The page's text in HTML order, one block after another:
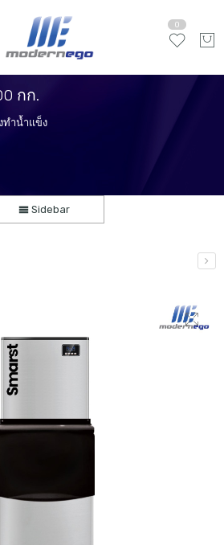
0
กก.
ทำน้ำแข็ง
Sidebar